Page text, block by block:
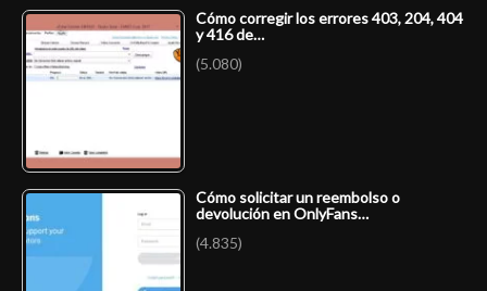
Cómo corregir los errores 403, 204, 404
y 416 de…
(5.080)
Cómo solicitar un reembolso o
devolución en OnlyFans…
(4.835)